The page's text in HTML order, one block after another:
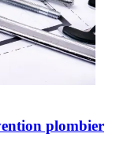
plombier